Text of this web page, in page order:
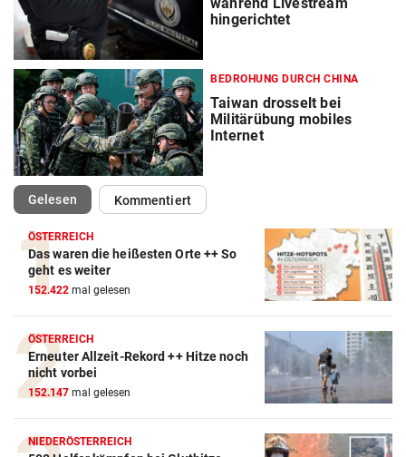
hingerichtet
BEDROHUNG DURCH CHINA
Taiwan drosselt bei
Militärübung mobiles
Internet
Gelesen(ausgewählt)Kommentiert
ÖSTERREICH
Das waren die heißesten Orte ++ So
geht es weiter
152.422 mal gelesen
ÖSTERREICH
Erneuter Allzeit-Rekord ++ Hitze noch
nicht vorbei
152.147 mal gelesen
NIEDERÖSTERREICH